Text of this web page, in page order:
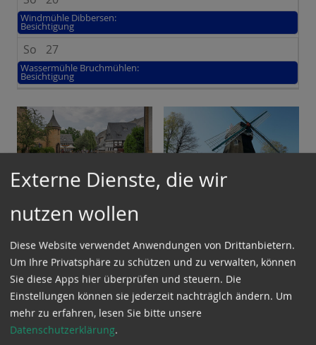
Windmühle Dibbersen:
Besichtigung
So 27
Wassermühle Bruchmühlen:
Besichtigung
Lohmühle
Goslar:
Besichtigung
Sa 05.12.2026 15:00 -
Offenes Ende
Führungen mit
Inbetriebnahme der
Dibbersen:
Besichtigung
So 06.12.2026 12:00 -
13:00
jeden 1.+3. Sonntag
Externe Dienste, die wir
nutzen wollen
Diese Website verwendet Anwendungen von Drittanbietern.
Um Ihre Privatsphäre zu schützen und zu verwalten, können
Sie diese Apps hier überprüfen und steuern. Die
Einstellungen können sie jederzeit nachträglch ändern. Um
mehr zu erfahren, lesen Sie bitte unsere
Datenschutzerklärung.